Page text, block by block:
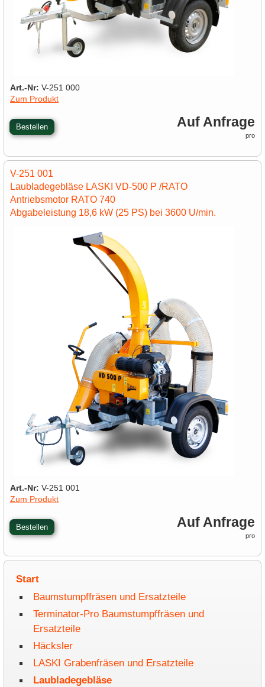
Art.-Nr: V-251 000
Zum Produkt
Auf Anfrage
pro
Bestellen
V-251 001
Laubladegebläse LASKI VD-500 P /RATO
Antriebsmotor RATO 740
Abgabeleistung 18,6 kW (25 PS) bei 3600 U/min.
Art.-Nr: V-251 001
Zum Produkt
Auf Anfrage
pro
Bestellen
Start
Baumstumpffräsen und Ersatzteile
Terminator-Pro Baumstumpffräsen und
Ersatzteile
Häcksler
LASKI Grabenfräsen und Ersatzteile
Laubladegebläse